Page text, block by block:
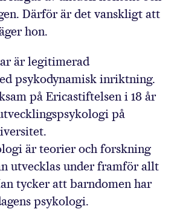
Därför är det vanskligt att
hon.
är legitimerad
psykodynamisk inriktning.
på Ericastiftelsen i 18 år
på
är teorier och forskning
utvecklas under framför allt
tycker att barndomen har
psykologi.